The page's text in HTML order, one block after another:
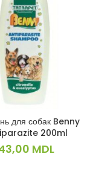
В КОРЗИНУ
для собак Benny
200ml
MDL